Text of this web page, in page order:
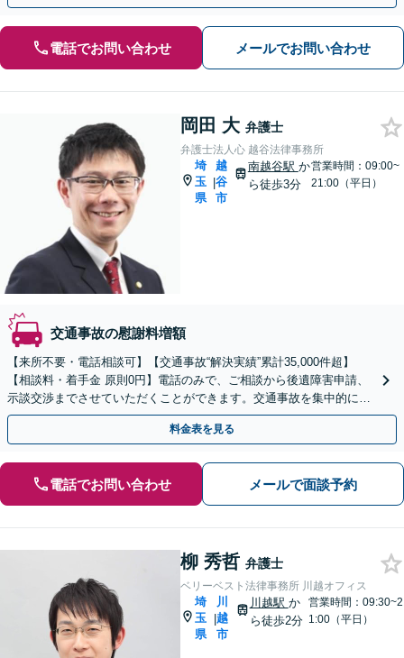
電話でお問い合わせ メールでお問い合わせ
岡田 大 弁護士
弁護士法人心 越谷法律事務所
埼
玉
県
|
越
谷
市
南越谷駅 か
ら徒歩3分
営業時間：09:00~
21:00（平日）
交通事故の慰謝料増額
【来所不要・電話相談可】【交通事故“解決実績”累計35,000件超】
【相談料・着手金 原則0円】電話のみで、ご相談から後遺障害申請、
示談交渉までさせていただくことができます。交通事故を集中的に取
り扱っている弁護士が全力でサポート！
料金表を見る
電話でお問い合わせ メールで面談予約
柳 秀哲 弁護士
ベリーベスト法律事務所 川越オフィス
埼
玉
県
|
川
越
市
川越駅 か
ら徒歩2分
営業時間：09:30~2
1:00（平日）